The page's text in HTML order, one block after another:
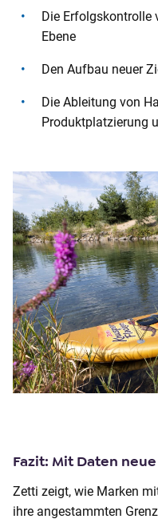
Die Erfolgskontrolle
Ebene
Den Aufbau neuer
Die Ableitung von
Produktplatzierung
Fazit: Mit Daten
Zetti zeigt, wie Marken
ihre angestammten